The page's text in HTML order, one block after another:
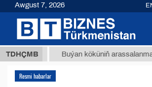
TDHÇMBBuýan köküniň arassalanmadyk
Resmi habarlar
Awgust 7, 2026